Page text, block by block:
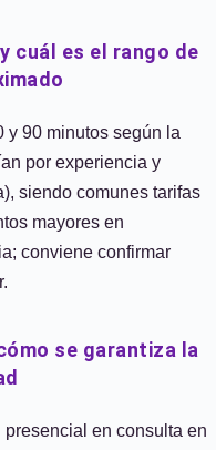
cuál es el rango de
y 90 minutos según la
por experiencia y
siendo comunes tarifas
mayores en
conviene confirmar
se garantiza la
en consulta en